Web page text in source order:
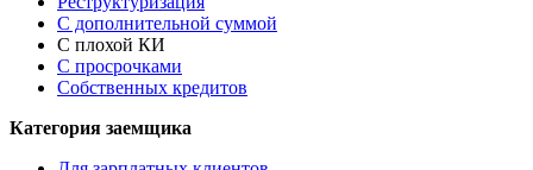
С дополнительной суммой
С плохой КИ
С просрочками
Собственных кредитов
Категория заемщика